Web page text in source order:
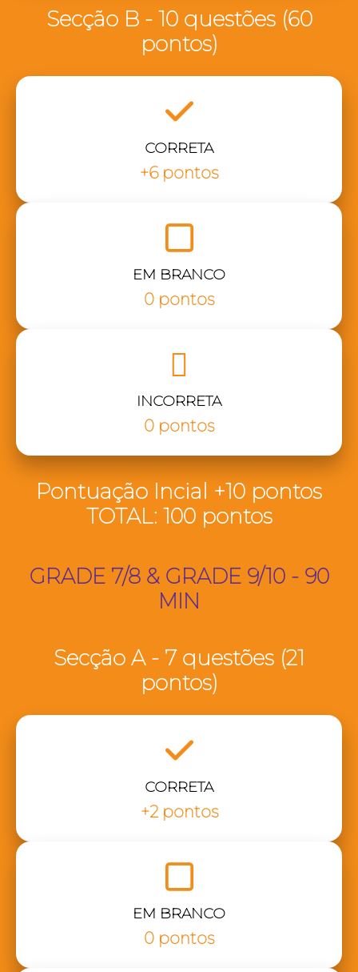
Secção B - 10 questões (60
pontos)
CORRETA
+6 pontos
EM BRANCO
0 pontos
INCORRETA
0 pontos
Pontuação Incial +10 pontos
TOTAL: 100 pontos
GRADE 7/8 & GRADE 9/10 - 90
MIN
Secção A - 7 questões (21
pontos)
CORRETA
+2 pontos
EM BRANCO
0 pontos